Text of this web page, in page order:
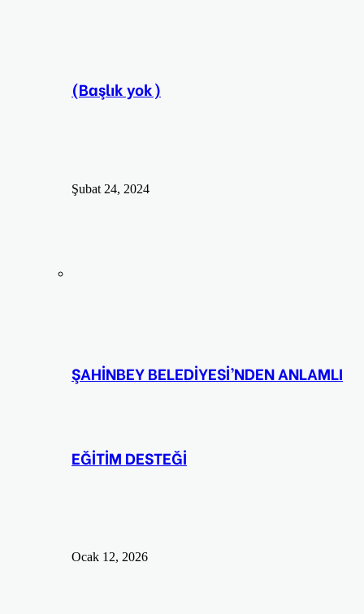
(Başlık yok)
Şubat 24, 2024
ŞAHİNBEY BELEDİYESİ’NDEN ANLAMLI
EĞİTİM DESTEĞİ
Ocak 12, 2026